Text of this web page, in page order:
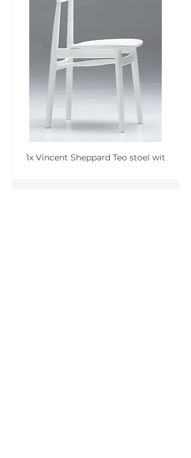
1x Vincent Sheppard Teo stoel wit